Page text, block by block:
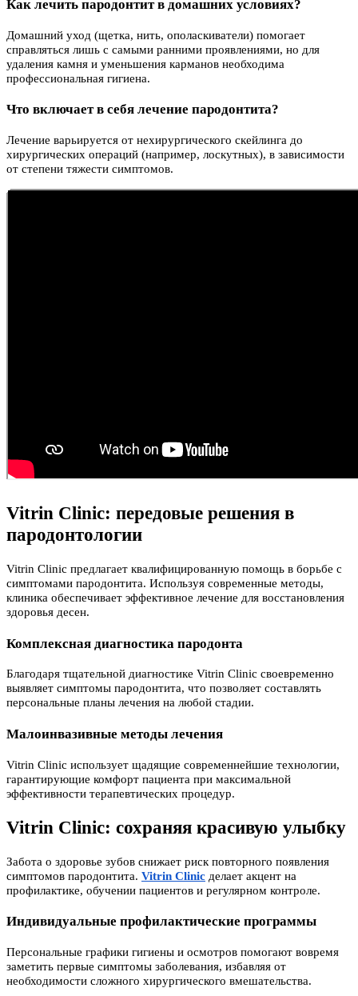
Как лечить пародонтит в домашних условиях?
Домашний уход (щетка, нить, ополаскиватели) помогает
справляться лишь с самыми ранними проявлениями, но для
удаления камня и уменьшения карманов необходима
профессиональная гигиена.
Что включает в себя лечение пародонтита?
Лечение варьируется от нехирургического скейлинга до
хирургических операций (например, лоскутных), в зависимости
от степени тяжести симптомов.
Vitrin Clinic: передовые решения в
пародонтологии
Vitrin Clinic предлагает квалифицированную помощь в борьбе с
симптомами пародонтита. Используя современные методы,
клиника обеспечивает эффективное лечение для восстановления
здоровья десен.
Комплексная диагностика пародонта
Благодаря тщательной диагностике Vitrin Clinic своевременно
выявляет симптомы пародонтита, что позволяет составлять
персональные планы лечения на любой стадии.
Малоинвазивные методы лечения
Vitrin Clinic использует щадящие современнейшие технологии,
гарантирующие комфорт пациента при максимальной
эффективности терапевтических процедур.
Vitrin Clinic: сохраняя красивую улыбку
Забота о здоровье зубов снижает риск повторного появления
симптомов пародонтита. Vitrin Clinic делает акцент на
профилактике, обучении пациентов и регулярном контроле.
Индивидуальные профилактические программы
Персональные графики гигиены и осмотров помогают вовремя
заметить первые симптомы заболевания, избавляя от
необходимости сложного хирургического вмешательства.